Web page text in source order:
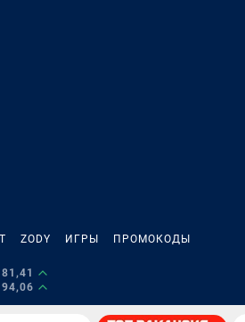
ZODY ИГРЫ ПРОМОКОДЫ
94,06